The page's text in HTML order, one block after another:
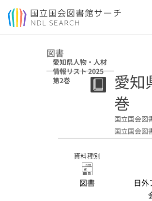
本文へ移動
図書
愛知県人物・人材
情報リスト 2025
第2巻
愛知
巻
国立国会図
国立国会図
資料種別
図書
日